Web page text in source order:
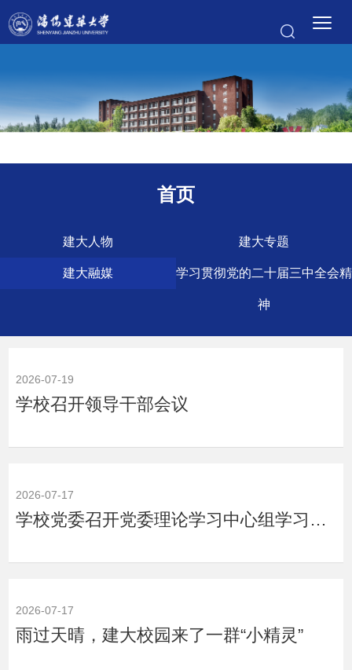
首页
建大人物 建大专题
建大融媒 学习贯彻党的二十届三中全会精
神
2026-07-19
学校召开领导干部会议
2026-07-17
学校党委召开党委理论学习中心组学习会 深入学习习近平党建思想
2026-07-17
雨过天晴，建大校园来了一群“小精灵”